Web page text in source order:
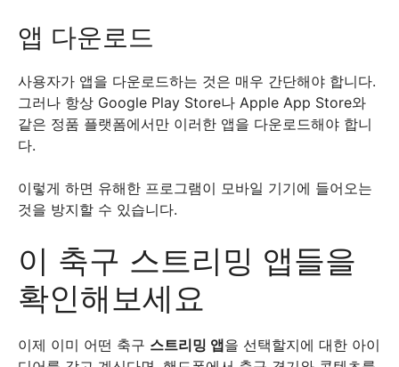
앱 다운로드
사용자가 앱을 다운로드하는 것은 매우 간단해야 합니다.
그러나 항상 Google Play Store나 Apple App Store와
같은 정품 플랫폼에서만 이러한 앱을 다운로드해야 합니
다.
이렇게 하면 유해한 프로그램이 모바일 기기에 들어오는
것을 방지할 수 있습니다.
이 축구 스트리밍 앱들을
확인해보세요
이제 이미 어떤 축구 스트리밍 앱을 선택할지에 대한 아이